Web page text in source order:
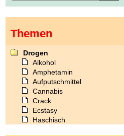
Themen
Drogen
Alkohol
Amphetamin
Aufputschmittel
Cannabis
Crack
Ecstasy
Haschisch